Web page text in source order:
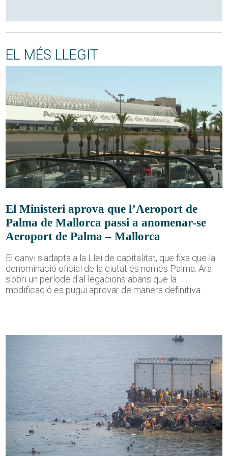
EL MÉS LLEGIT
El Ministeri aprova que l’Aeroport de
Palma de Mallorca passi a anomenar-se
Aeroport de Palma – Mallorca
El canvi s'adapta a la Llei de capitalitat, que fixa que la
denominació oficial de la ciutat és només Palma. Ara
s'obri un període d'al·legacions abans que la
modificació es pugui aprovar de manera definitiva.